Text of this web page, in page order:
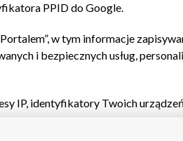
PPID do Google.
w tym informacje
i bezpiecznych usług,
IP, identyfikatory Twoich
wyboru podstawowych reklam,